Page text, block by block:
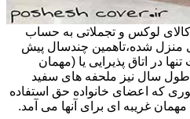
لوکس و تجملاتی به حساب
منزل شده،تاهمین چندسال پیش
در اتاق پذیرایی یا (مهمان
سال نیز ملحفه های سفید
که اعضای خانواده حق استفاده
مهمان غریبه ای برای آنها می آمد.